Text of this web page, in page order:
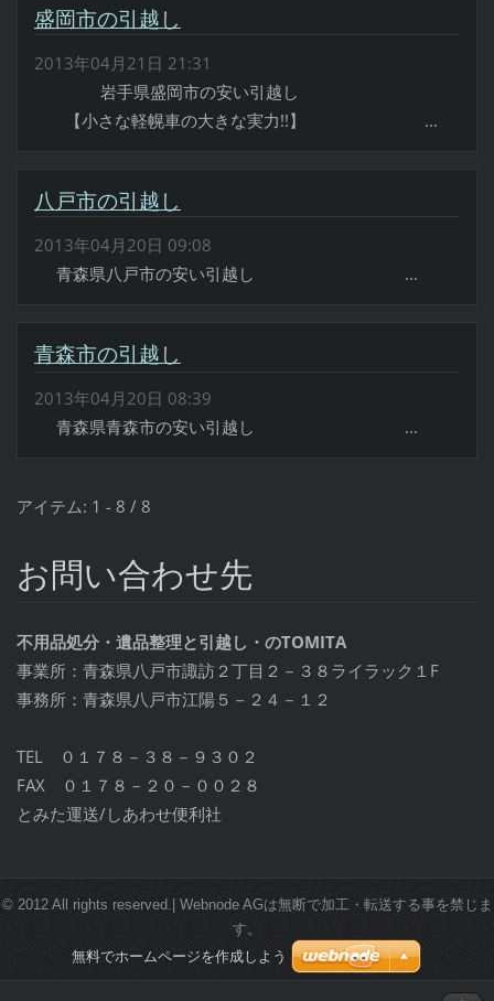
盛岡市の引越し
2013年04月21日 21:31
岩手県盛岡市の安い引越し
【小さな軽幌車の大きな実力!!】 ...
八戸市の引越し
2013年04月20日 09:08
青森県八戸市の安い引越し ...
青森市の引越し
2013年04月20日 08:39
青森県青森市の安い引越し ...
アイテム: 1 - 8 / 8
お問い合わせ先
不用品処分・遺品整理と引越し・のTOMITA
事業所：青森県八戸市諏訪２丁目２－３８ライラック１F
事務所：青森県八戸市江陽５－２４－１２
TEL ０１７８－３８－９３０２
FAX ０１７８－２０－００２８
とみた運送/しあわせ便利社
© 2012 All rights reserved.| Webnode AGは無断で加工・転送する事を禁じま
す。
無料でホームページを作成しよう